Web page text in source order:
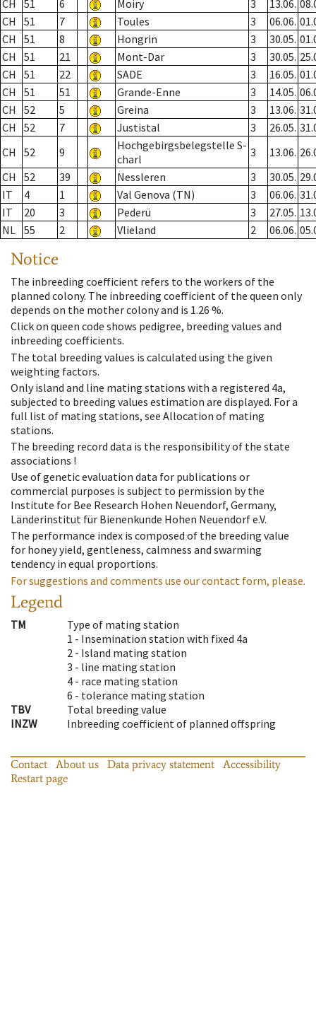
CH 51 6 Moiry 3 13.06.
CH
51 7 Toules 3 06.06.
CH
51 8 Hongrin 3 30.05.
CH
51 21 Mont-Dar 3 30.05.
CH
51 22 SADE 3 16.05.
CH
51 51 Grande-Enne 3 14.05.
CH
52 5 Greina 3 13.06.
CH
52 7 Justistal 3 26.05.
CH
52 9
Hochgebirgsbelegstelle S-
charl
3 13.06.
CH
52 39 Nessleren 3 30.05.
IT
4 1 Val Genova (TN) 3 06.06.
IT
20 3 Pederü 3 27.05.
NL 55 2 Vlieland 2 06.06.
Notice
The inbreeding coefficient refers to the workers of the
planned colony. The inbreeding coefficient of the queen only
depends on the mother colony and is 1.26 %.
Click on queen code shows pedigree, breeding values and
inbreeding coefficients.
The total breeding values is calculated using the given
weighting factors.
Only island and line mating stations with a registered 4a,
subjected to breeding values estimation are displayed. For a
full list of mating stations, see Allocation of mating
stations.
The breeding record data is the responsibility of the state
associations !
Use of genetic evaluation data for publications or
commercial purposes is subject to permission by the
Institute for Bee Research Hohen Neuendorf, Germany,
Länderinstitut für Bienenkunde Hohen Neuendorf e.V.
The performance index is composed of the breeding value
for honey yield, gentleness, calmness and swarming
tendency in equal proportions.
For suggestions and comments use our contact form, please.
Legend
TM
Type of mating station
1 - Insemination station with fixed 4a
2 - Island mating station
3 - line mating station
4 - race mating station
6 - tolerance mating station
TBV
Total breeding value
INZW
Inbreeding coefficient of planned offspring
Contact About us Data privacy statement
Accessibility
Restart page